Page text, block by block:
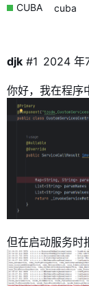
CUBA cuba
djk 2024 年
#1
你好，我在程
但在启动服务时